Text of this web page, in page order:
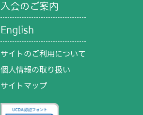
入会のご案内
English
サイトのご利用について
個人情報の取り扱い
サイトマップ